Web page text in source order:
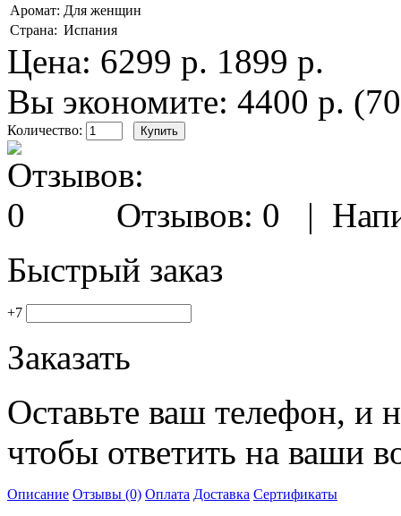
Аромат: Для женщин
Страна: Испания
Цена: 6299 р. 1899 р.
Вы экономите: 4400 р.
Количество:
Отзывов: 0 |
Быстрый заказ
+7
Заказать
Оставьте ваш телефон, и
чтобы ответить на ваши
Описание Отзывы (0) Оплата Доставка Сертификаты